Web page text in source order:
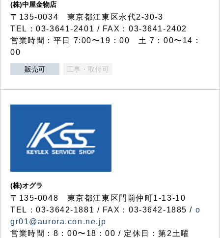
(株)中屋金物店
〒135-0034 東京都江東区永代2-30-3
TEL：03-3641-2401 / FAX：03-3641-2402
営業時間：平日 7:00〜19：00 土 7：00〜14：
00
販売可 工事・取付可
(株)オグラ
〒135-0048 東京都江東区門前仲町1-13-10
TEL：03-3642-1881 / FAX：03-3642-1885 / o
gr01@aurora.con.ne.jp
営業時間：8：00〜18：00 / 定休日：第2土曜